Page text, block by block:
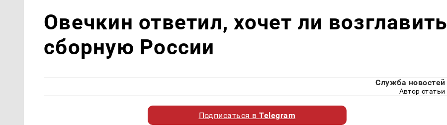
Овечкин ответил, хочет ли возглавить
сборную России
Служба новостей
Автор статьи
Подписаться вTelegram